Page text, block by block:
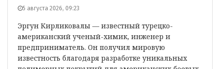
5 августа 2026, 09:23
Эргун Кирликовалы — известный турецко-
американский ученый-химик, инженер и
предприниматель. Он получил мировую
известность благодаря разработке уникальных